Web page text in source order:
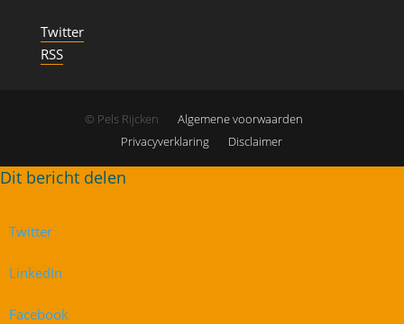
Twitter
RSS
© Pels Rijcken
Algemene voorwaarden
Privacyverklaring
Disclaimer
Twitter
LinkedIn
Facebook